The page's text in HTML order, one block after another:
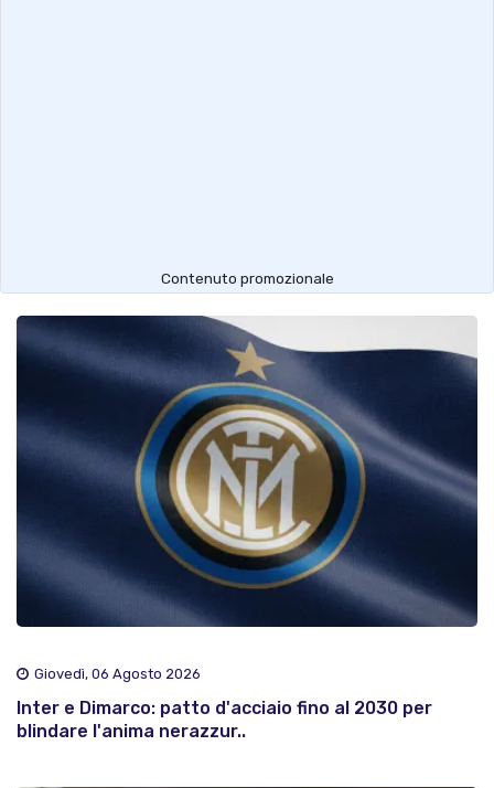
Contenuto promozionale
Giovedì, 06 Agosto 2026
Inter e Dimarco: patto d'acciaio fino al 2030 per
blindare l'anima nerazzur..